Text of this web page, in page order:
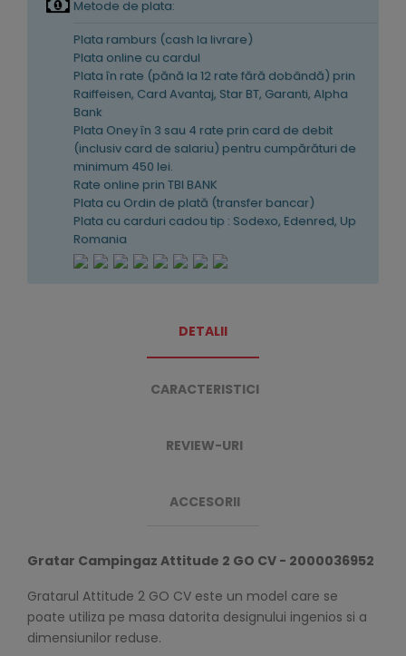
Metode de plata:
Plata ramburs (cash la livrare)
Plata online cu cardul
Plata în rate (pănă la 12 rate fără dobândă) prin
Raiffeisen, Card Avantaj, Star BT, Garanti, Alpha
Bank
Plata Oney în 3 sau 4 rate prin card de debit
(inclusiv card de salariu) pentru cumpărături de
minimum 450 lei.
Rate online prin TBI BANK
Plata cu Ordin de plată (transfer bancar)
Plata cu carduri cadou tip : Sodexo, Edenred, Up
Romania
DETALII
CARACTERISTICI
REVIEW-URI
ACCESORII
Gratar Campingaz Attitude 2 GO CV - 2000036952
Gratarul Attitude 2 GO CV este un model care se
poate utiliza pe masa datorita designului ingenios si a
dimensiunilor reduse.